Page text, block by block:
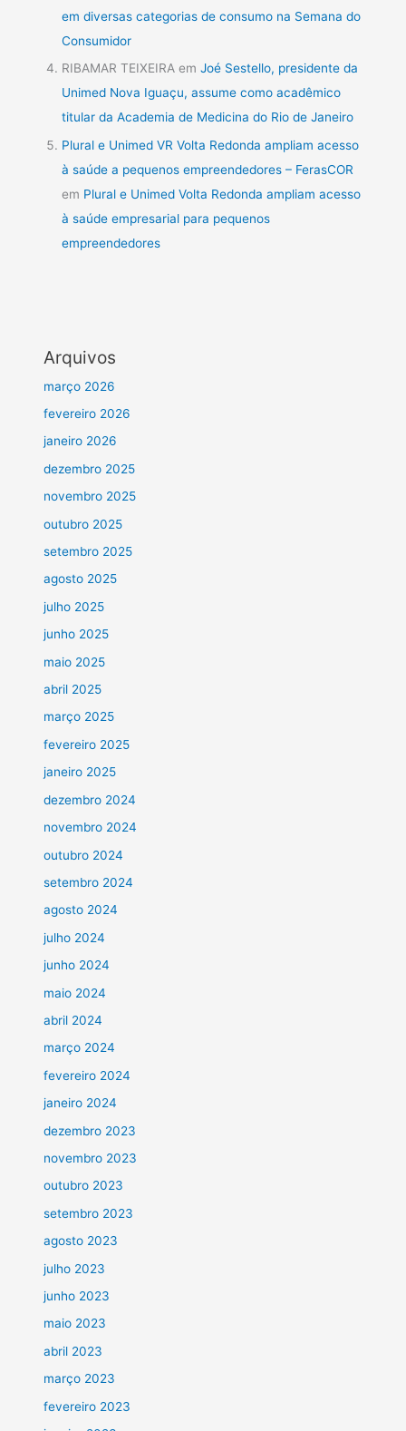
em diversas categorias de consumo na Semana do
Consumidor
RIBAMAR TEIXEIRA emJoé Sestello, presidente da
Unimed Nova Iguaçu, assume como acadêmico
titular da Academia de Medicina do Rio de Janeiro
Plural e Unimed VR Volta Redonda ampliam acesso
à saúde a pequenos empreendedores – FerasCOR
em Plural e Unimed Volta Redonda ampliam acesso
à saúde empresarial para pequenos
empreendedores
Arquivos
março 2026
fevereiro 2026
janeiro 2026
dezembro 2025
novembro 2025
outubro 2025
setembro 2025
agosto 2025
julho 2025
junho 2025
maio 2025
abril 2025
março 2025
fevereiro 2025
janeiro 2025
dezembro 2024
novembro 2024
outubro 2024
setembro 2024
agosto 2024
julho 2024
junho 2024
maio 2024
abril 2024
março 2024
fevereiro 2024
janeiro 2024
dezembro 2023
novembro 2023
outubro 2023
setembro 2023
agosto 2023
julho 2023
junho 2023
maio 2023
abril 2023
março 2023
fevereiro 2023